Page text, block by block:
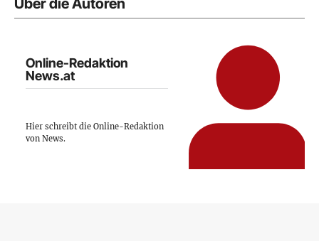
Über die Autoren
Online-Redaktion
News.at
Hier schreibt die Online-Redaktion
von News.